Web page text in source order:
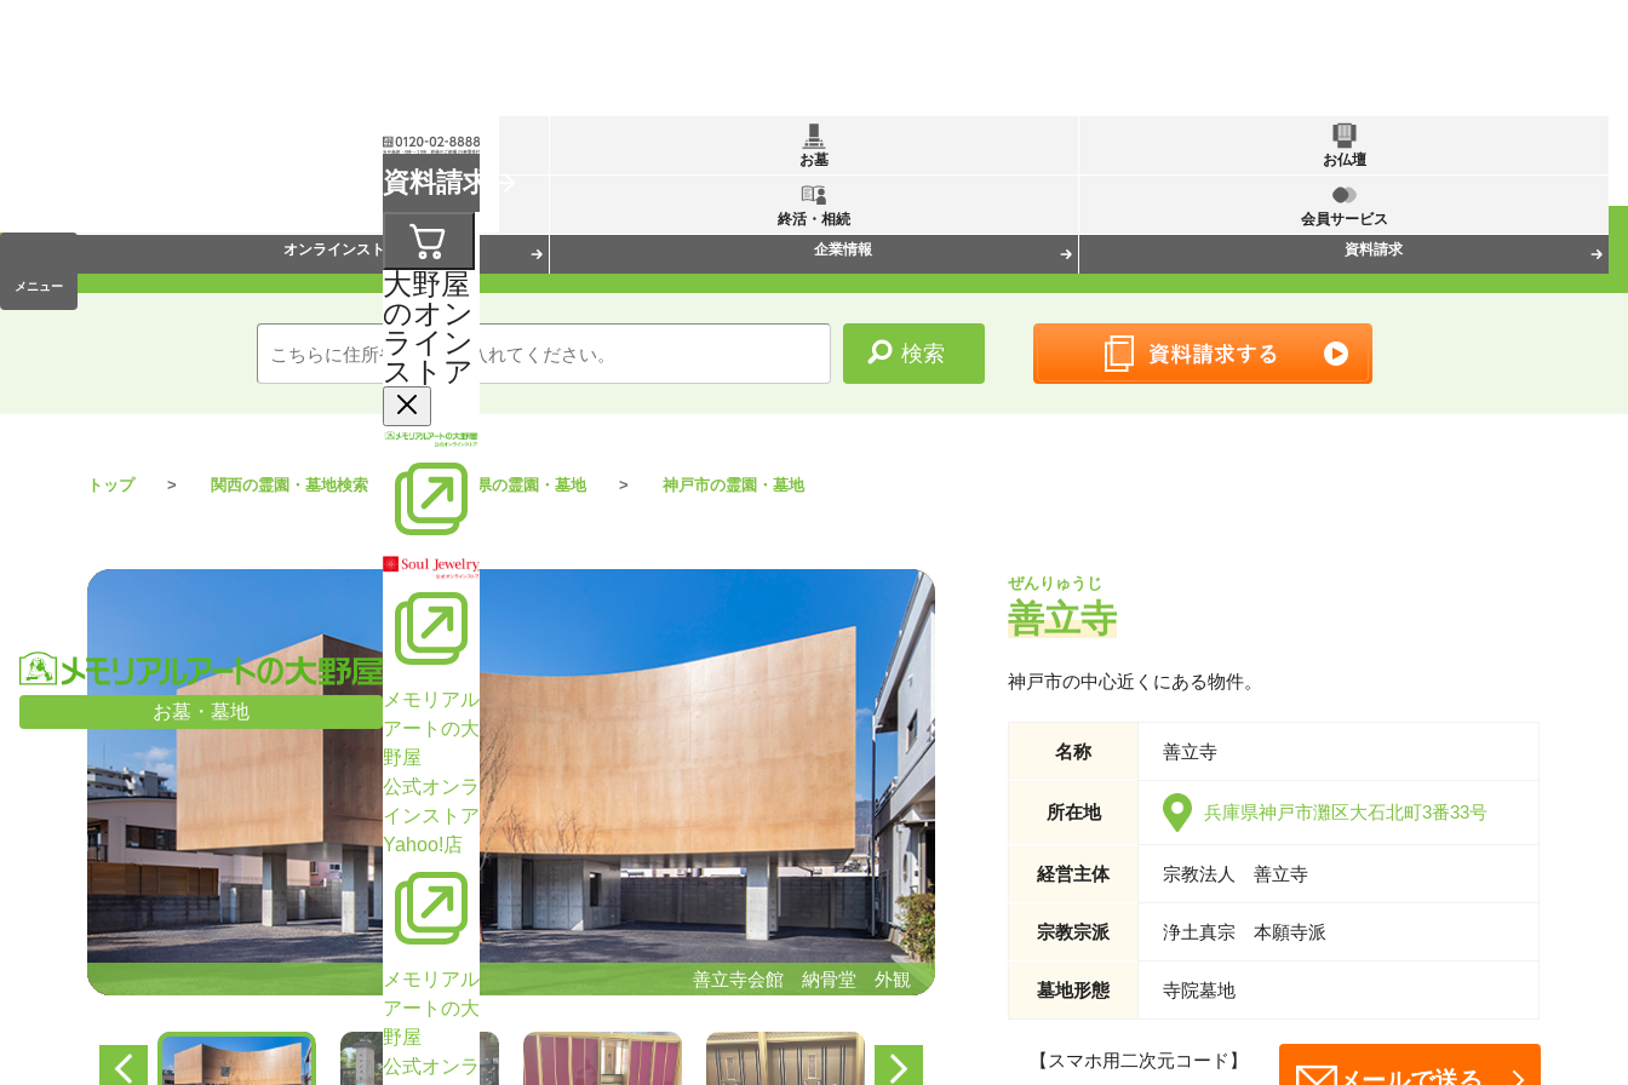
お墓・墓地
資料請求
大野屋
のオン
ライン
ストア
メモリアル
アートの大
野屋
公式オンラ
インストア
Yahoo!店
メモリアル
アートの大
野屋
公式オンラ
メニュー
お墓 お仏壇
終活・相続
会員サービス
オンラインストア
企業情報 資料請求
トップ 関西の霊園・墓地検索 兵庫県の霊園・墓地 神戸市の霊園・墓地
善立寺会館 納骨堂 外観
善立寺会館 納骨堂 外観
ぜんりゅうじ
善立寺
神戸市の中心近くにある物件。
名称 善立寺
所在地 兵庫県神戸市灘区大石北町3番33号
経営主体 宗教法人 善立寺
宗教宗派 浄土真宗 本願寺派
墓地形態 寺院墓地
【スマホ用二次元コード】